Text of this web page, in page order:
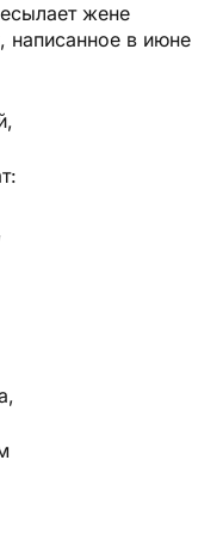
жене
написанное в июне